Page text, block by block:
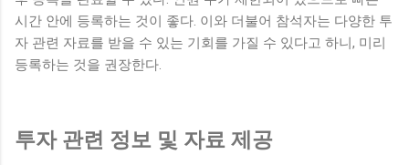
시간 안에 등록하는 것이 좋다. 이와 더불어 참석자는 다양한 투
자 관련 자료를 받을 수 있는 기회를 가질 수 있다고 하니, 미리
등록하는 것을 권장한다.
투자 관련 정보 및 자료 제공